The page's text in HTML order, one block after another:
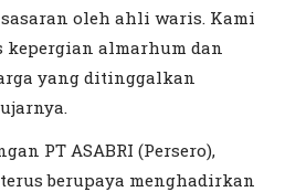
oleh ahli waris. Kami
kepergian almarhum dan
yang ditinggalkan
PT ASABRI (Persero),
berupaya menghadirkan